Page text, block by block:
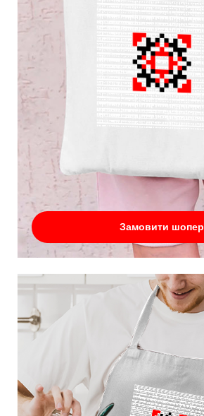
Замовити шопер